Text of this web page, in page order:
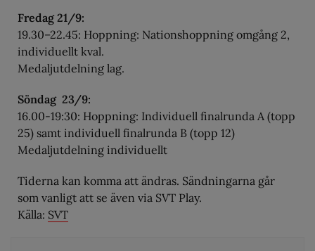
Fredag 21/9:
19.30–22.45: Hoppning: Nationshoppning omgång 2,
individuellt kval.
Medaljutdelning lag.
Söndag 23/9:
16.00-19:30: Hoppning: Individuell finalrunda A (topp
25) samt individuell finalrunda B (topp 12)
Medaljutdelning individuellt
Tiderna kan komma att ändras. Sändningarna går
som vanligt att se även via SVT Play.
Källa: SVT